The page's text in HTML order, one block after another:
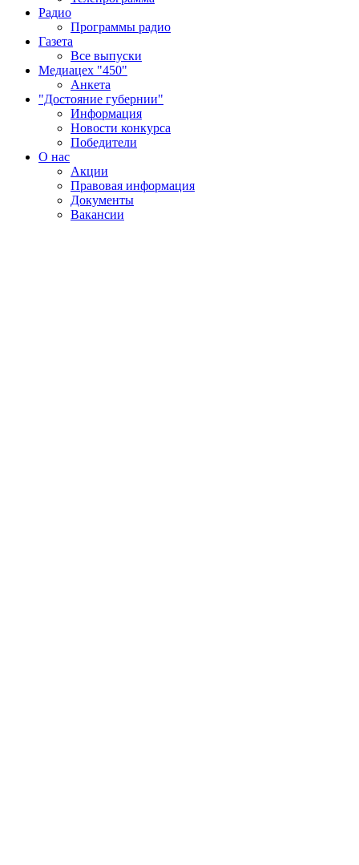
Радио
Программы радио
Газета
Все выпуски
Медиацех "450"
Анкета
"Достояние губернии"
Информация
Новости конкурса
Победители
О нас
Акции
Правовая информация
Документы
Вакансии